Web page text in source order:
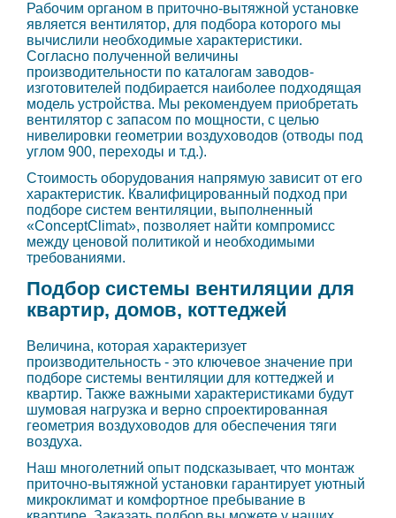
Рабочим органом в приточно-вытяжной установке
является вентилятор, для подбора которого мы
вычислили необходимые характеристики.
Согласно полученной величины
производительности по каталогам заводов-
изготовителей подбирается наиболее подходящая
модель устройства. Мы рекомендуем приобретать
вентилятор с запасом по мощности, с целью
нивелировки геометрии воздуховодов (отводы под
углом 900, переходы и т.д.).
Стоимость оборудования напрямую зависит от его
характеристик. Квалифицированный подход при
подборе систем вентиляции, выполненный
«ConceptClimat», позволяет найти компромисс
между ценовой политикой и необходимыми
требованиями.
Подбор системы вентиляции для
квартир, домов, коттеджей
Величина, которая характеризует
производительность - это ключевое значение при
подборе системы вентиляции для коттеджей и
квартир. Также важными характеристиками будут
шумовая нагрузка и верно спроектированная
геометрия воздуховодов для обеспечения тяги
воздуха.
Наш многолетний опыт подсказывает, что монтаж
приточно-вытяжной установки гарантирует уютный
микроклимат и комфортное пребывание в